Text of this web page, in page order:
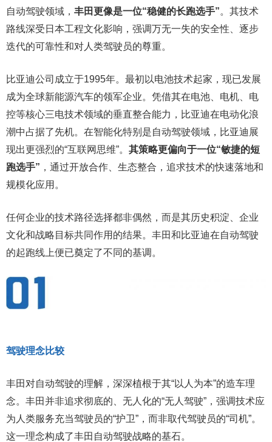
自动驾驶领域， 丰田更像是一位“稳健的长跑选手”。其技术
路线深受日本工程文化影响，强调万无一失的安全性、逐步
迭代的可靠性和对人类驾驶员的尊重。
比亚迪公司成立于1995年。最初以电池技术起家，现已发展
成为全球新能源汽车的领军企业。凭借其在电池、电机、电
控等核心三电技术领域的垂直整合能力，比亚迪在电动化浪
潮中占据了先机。在智能化特别是自动驾驶领域，比亚迪展
现出更强烈的“互联网思维”。 其策略更偏向于一位“敏捷的短
跑选手” ，通过开放合作、生态整合，追求技术的快速落地和
规模化应用。
任何企业的技术路径选择都非偶然，而是其历史积淀、企业
文化和战略目标共同作用的结果。丰田和比亚迪在自动驾驶
的起跑线上便已奠定了不同的基调。
驾驶理念比较
丰田对自动驾驶的理解，深深植根于其“以人为本”的造车理
念。丰田并非追求彻底的、无人化的“无人驾驶”，强调技术应
为人类服务充当驾驶员的“护卫”，而非取代驾驶员的“司机”。
这一理念构成了丰田自动驾驶战略的基石。